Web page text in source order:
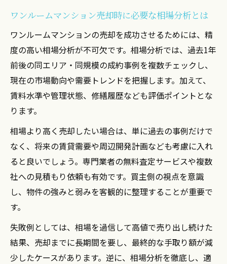
ワンルームマンション売却時に必要な相場分析とは
ワンルームマンションの売却を成功させるためには、精
度の高い相場分析が不可欠です。相場分析では、過去1年
前後の同エリア・同規模の成約事例を複数チェックし、
現在の市場動向や需要トレンドを把握します。加えて、
賃料水準や管理状態、修繕履歴なども評価ポイントとな
ります。
相場より高く売却したい場合は、単に過去の事例だけで
なく、将来の賃貸需要や周辺開発計画なども考慮に入れ
ると良いでしょう。専門業者の無料査定サービスや複数
社への見積もり依頼も有効です。買主側の視点を意識
し、物件の強みと弱みを客観的に整理することが重要で
す。
失敗例としては、相場を過信して高値で売り出し続けた
結果、売却までに長期間を要し、最終的な手取り額が減
少したケースがあります。逆に、相場分析を徹底し、適